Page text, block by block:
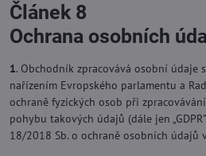
Článek 8
Ochrana osobních
1. Obchodník zpracovává osobní údaje
nařízením Evropského parlamentu a
ochraně fyzických osob při
pohybu takových údajů (dále jen
18/2018 Sb. o ochraně osobních údajů